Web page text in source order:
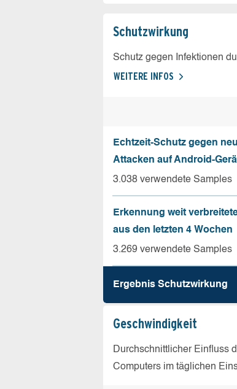
Schutz­wirkung
Schutz gegen Infektionen
WEITERE INFOS
Echtzeit-Schutz gegen
Attacken auf Android-
3.038 verwendete Samples
Erkennung weit
aus den letzten 4 Wochen
3.269 verwendete Samples
Ergebnis Schutz­wirkung
Geschw­indigkeit
Durchschnittlicher Einfluss
Computers im täglichen